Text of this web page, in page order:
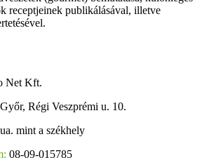
receptjeinek publikálásával, illetve
Net Kft.
Régi Veszprémi u. 10.
ua. mint a székhely
08-09-015785